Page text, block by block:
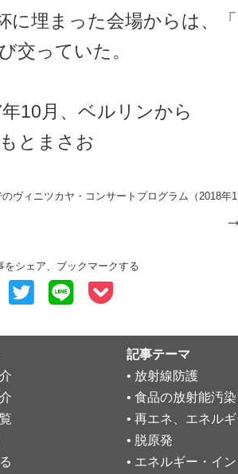
に埋まった会場からは、
交っていた。
10月、ベルリンから
とまさお
のヴィニツカヤ・コンサートプログラム（2018年
をシェア、ブックマークする